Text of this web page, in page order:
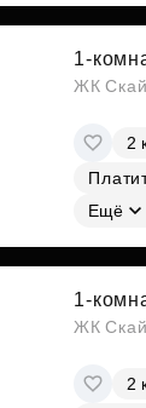
1-
ЖК
2
Ещё
1-
ЖК
2